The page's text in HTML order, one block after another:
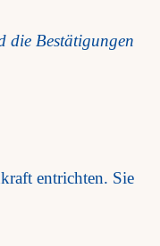
die Bestätigungen
entrichten. Sie